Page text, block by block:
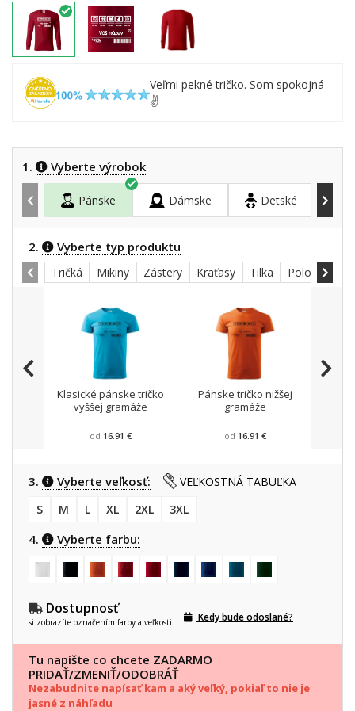
Veľmi pekné tričko. Som spokojná
✌️
1. Vyberte výrobok
Pánske Dámske Detské
2. Vyberte typ produktu
Tričká Mikiny Zástery Kraťasy Tilka Polokošele
Klasické pánske tričko
vyššej gramáže
od 16.91 €
Pánske tričko nižšej
gramáže
od 16.91 €
3. Vyberte veľkosť:
VEĽKOSTNÁ TABUĽKA
S
M L XL 2XL 3XL
4. Vyberte farbu:
Dostupnosť
si zobrazíte označením farby a veľkosti Kedy bude odoslané?
Tu napíšte co chcete ZADARMO
PRIDAŤ/ZMENIŤ/ODOBRÁŤ
Nezabudnite napísať kam a aký veľký, pokiaľ to nie je
jasné z náhľadu